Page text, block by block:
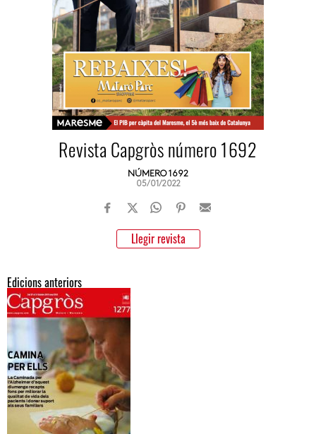
Revista Capgròs número 1692
NÚMERO 1692
05/01/2022
Llegir revista
Edicions anteriors